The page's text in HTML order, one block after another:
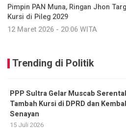
Pimpin PAN Muna, Ringan Jhon
Kursi di Pileg 2029
12 Maret 2026 - 20:06 WITA
Trending di Politik
PPP Sultra Gelar Muscab
Tambah Kursi di DPRD dan
Senayan
15 Juli 2026